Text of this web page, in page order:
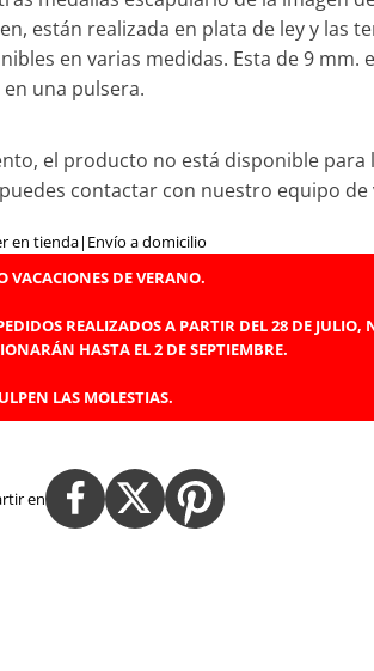
están realizada en plata de ley y las
en varias medidas. Esta de 9 mm.
en una pulsera.
el producto no está disponible para
contactar con nuestro equipo de
en tienda| Envío a domicilio
VACACIONES DE VERANO.
REALIZADOS A PARTIR DEL 28 DE JULIO,
HASTA EL 2 DE SEPTIEMBRE.
LAS MOLESTIAS.
en